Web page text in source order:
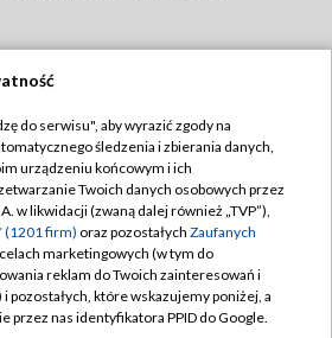
TVP
Cyfrowa
Regulamin TVP
prywatności
Moje zgody
Pomoc
do serwisu", aby wyrazić zgody na
śledzenia i zbierania danych,
urządzeniu końcowym i ich
Twoich danych osobowych przez
w likwidacji (zwaną dalej również „TVP”),
(1201 firm) oraz pozostałych Zaufanych
marketingowych (w tym do
reklam do Twoich zainteresowań i
pozostałych, które wskazujemy poniżej, a
przez nas identyfikatora PPID do Google.